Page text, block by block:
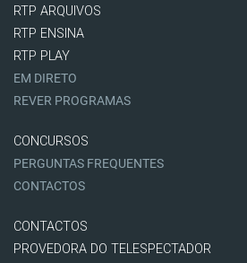
RTP ARQUIVOS
RTP ENSINA
RTP PLAY
EM DIRETO
REVER PROGRAMAS
CONCURSOS
PERGUNTAS FREQUENTES
CONTACTOS
CONTACTOS
PROVEDORA DO TELESPECTADOR